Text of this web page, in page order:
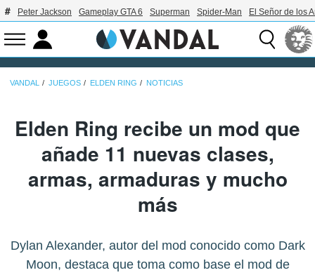
Peter Jackson Gameplay GTA 6 Superman Spider-Man El Señor de los
VANDAL JUEGOS ELDEN RING NOTICIAS
Elden Ring recibe un mod que
añade 11 nuevas clases,
armas, armaduras y mucho
más
Dylan Alexander, autor del mod conocido como Dark
Moon, destaca que toma como base el mod de